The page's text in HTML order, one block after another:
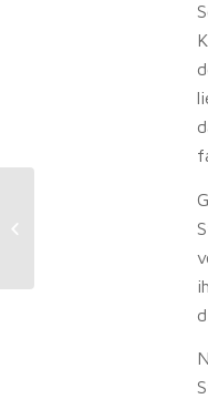
Fahrtkosten des